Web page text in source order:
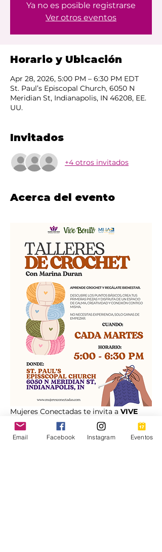
Ya no es posible registrarse
Ver otros eventos
Horario y Ubicación
Apr 28, 2026, 5:00 PM – 6:30 PM EDT
St. Paul’s Episcopal Church, 6050 N
Meridian St, Indianapolis, IN 46208, EE.
UU.
Invitados
+4 otros invitados
Acerca del evento
Mujeres Conectadas te invita a VIVE
BONITO
, una nueva serie de
talleres
de bienestar y salud mental
, creados
mujeres jóvenes y
Email Facebook Instagram Eventos